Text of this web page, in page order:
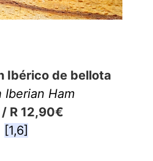
Ibérico de bellota
Iberian Ham
R 12,90€
[1,6]